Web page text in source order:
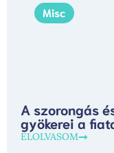
Misc
A szorongás
gyökerei a
ELOLVASOM